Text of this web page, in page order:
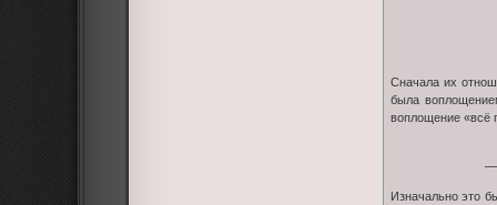
Сначала их
была
воплощение «всё
—
Изначально это